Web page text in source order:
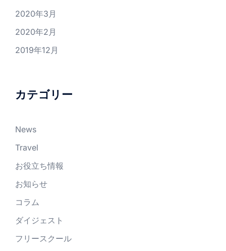
2020年3月
2020年2月
2019年12月
カテゴリー
News
Travel
お役立ち情報
お知らせ
コラム
ダイジェスト
フリースクール